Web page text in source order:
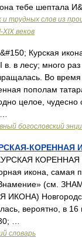
тебе шептала
трудных слов из
веков
Курская
в. в лесу; много
Во
пополам
целое, чудесно
богословский
КОРЕННАЯ
КОРЕННАЯ
икона, самая
(см.
вероятно, в
…
словарь